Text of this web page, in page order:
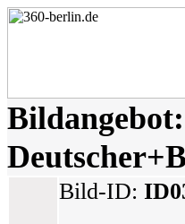
Bildangebot:
Bild-ID: